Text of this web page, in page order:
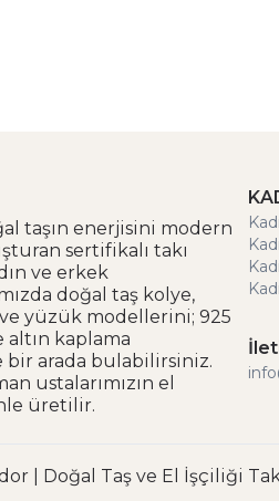
taşın enerjisini modern
sertifikalı takı
ve erkek
doğal taş kolye,
yüzük modellerini; 925
altın kaplama
bir arada bulabilirsiniz.
ustalarımızın el
üretilir.
| Doğal Taş ve El İşçiliği